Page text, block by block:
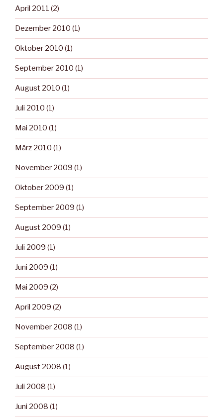
April 2011 (2)
Dezember 2010 (1)
Oktober 2010 (1)
September 2010 (1)
August 2010 (1)
Juli 2010 (1)
Mai 2010 (1)
März 2010 (1)
November 2009 (1)
Oktober 2009 (1)
September 2009 (1)
August 2009 (1)
Juli 2009 (1)
Juni 2009 (1)
Mai 2009 (2)
April 2009 (2)
November 2008 (1)
September 2008 (1)
August 2008 (1)
Juli 2008 (1)
Juni 2008 (1)